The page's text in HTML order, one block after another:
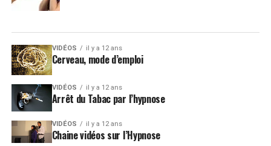
VIDÉOS il y a 12 ans
Cerveau, mode d’emploi
VIDÉOS il y a 12 ans
Arrêt du Tabac par l’hypnose
VIDÉOS il y a 12 ans
Chaine vidéos sur l’Hypnose